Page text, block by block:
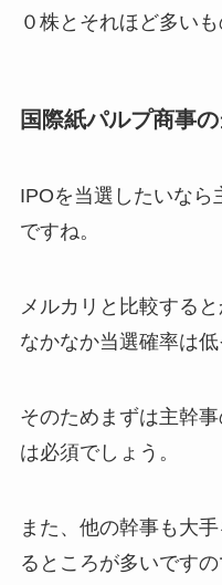
０株とそれほど多い
国際紙パルプ商事
IPOを当選したいなら
ですね。
メルカリと比較する
なかなか当選確率は低
そのためまずは主幹
は必須でしょう。
また、他の幹事も大
るところが多いです